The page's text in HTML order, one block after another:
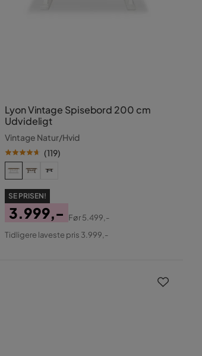
Lyon Vintage Spisebord 200 cm
Udvideligt
Vintage Natur/Hvid
(119)
SE PRISEN!
Pris
3.999,-
Original
Før5.499,-
Tidligere laveste pris 3.999,-